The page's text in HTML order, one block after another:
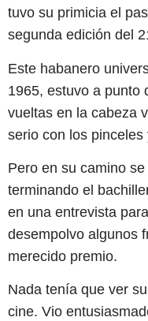
tuvo su primicia el
segunda edición del
Este habanero
1965, estuvo a punto
vueltas en la cabeza
serio con los
Pero en su camino
terminando el
en una entrevista
desempolvo algunos
merecido premio.
Nada tenía que ver
cine. Vio